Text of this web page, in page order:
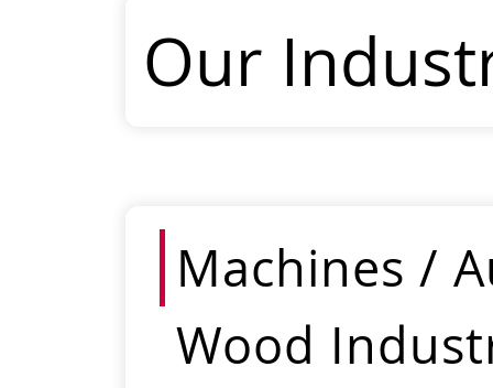
Our
Machines /
Wood